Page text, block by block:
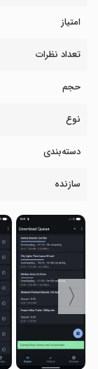
امتیاز
تعداد نظرات
حجم
نوع
دسته‌بندی
سازنده
〈